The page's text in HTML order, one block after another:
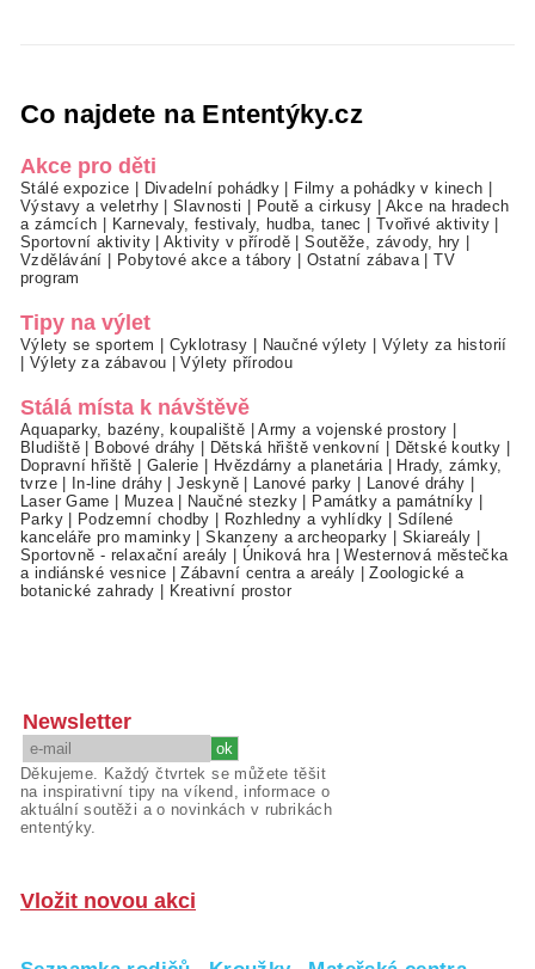
Co najdete na Ententýky.cz
Akce pro děti
Stálé expozice Divadelní pohádky Filmy a pohádky v kinech
Výstavy a veletrhy|Slavnosti Poutě a cirkusy
Akce na hradech
a zámcích
Karnevaly, festivaly, hudba, tanec Tvořivé aktivity
Sportovní aktivity|Aktivity v přírodě |Soutěže, závody, hry
Vzdělávání
Pobytové akce a tábory Ostatní zábava|TV
program
Tipy na výlet
Výlety se sportem Cyklotrasy Naučné výlety
Výlety za historií
Výlety za zábavou |Výlety přírodou
Stálá místa k návštěvě
Aquaparky, bazény, koupaliště |Army a vojenské prostory
Bludiště
Bobové dráhy Dětská hřiště venkovní Dětské koutky
Dopravní hřiště
Galerie Hvězdárny a planetária|
Hrady, zámky,
tvrze| In-line dráhy |Jeskyně| Lanové parky Lanové dráhy
Laser Game
Muzea| Naučné stezky Památky a památníky
Parky| Podzemní chodby Rozhledny a vyhlídky
Sdílené
kanceláře pro maminky |Skanzeny a archeoparky Skiareály
Sportovně - relaxační areály
Úniková hra|Westernová městečka
a indiánské vesnice |Zábavní centra a areály |Zoologické a
botanické zahrady
Kreativní prostor
Newsletter
Děkujeme. Každý čtvrtek se můžete těšit
na inspirativní tipy na víkend, informace o
aktuální soutěži a o novinkách v rubrikách
ententýky.
Vložit novou akci